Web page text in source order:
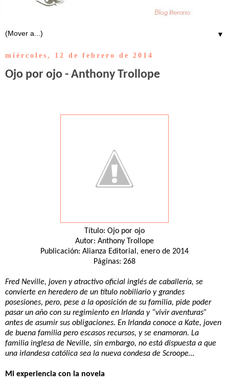
▼
miércoles, 12 de febrero de 2014
Ojo por ojo - Anthony Trollope
Título: Ojo por ojo
Autor: Anthony Trollope
Publicación: Alianza Editorial, enero de 2014
Páginas: 268
Fred Neville, joven y atractivo oficial inglés de caballería, se
convierte en heredero de un título nobiliario y grandes
posesiones, pero, pese a la oposición de su familia, pide poder
pasar un año con su regimiento en Irlanda y “vivir aventuras”
antes de asumir sus obligaciones. En Irlanda conoce a Kate, joven
de buena familia pero escasos recursos, y se enamoran. La
familia inglesa de Neville, sin embargo, no está dispuesta a que
una irlandesa católica sea la nueva condesa de Scroope…
Mi experiencia con la novela